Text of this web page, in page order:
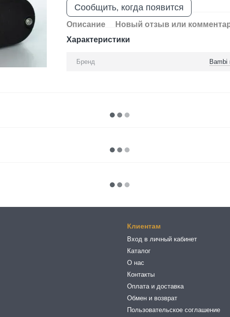
Сообщить, когда появится
Описание
Новый отзыв или
Характеристики
Бренд Bambi
Клиентам
Вход в личный кабинет
Каталог
О нас
Контакты
Оплата и доставка
Обмен и возврат
Пользовательское соглашение